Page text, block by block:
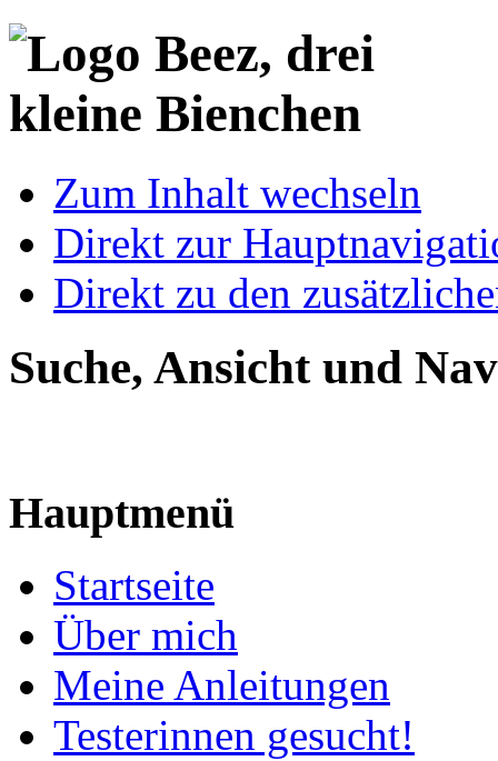
Zum Inhalt wechseln
Direkt zur
Direkt zu den
Suche, Ansicht und
Hauptmenü
Startseite
Über mich
Meine Anleitungen
Testerinnen gesucht!